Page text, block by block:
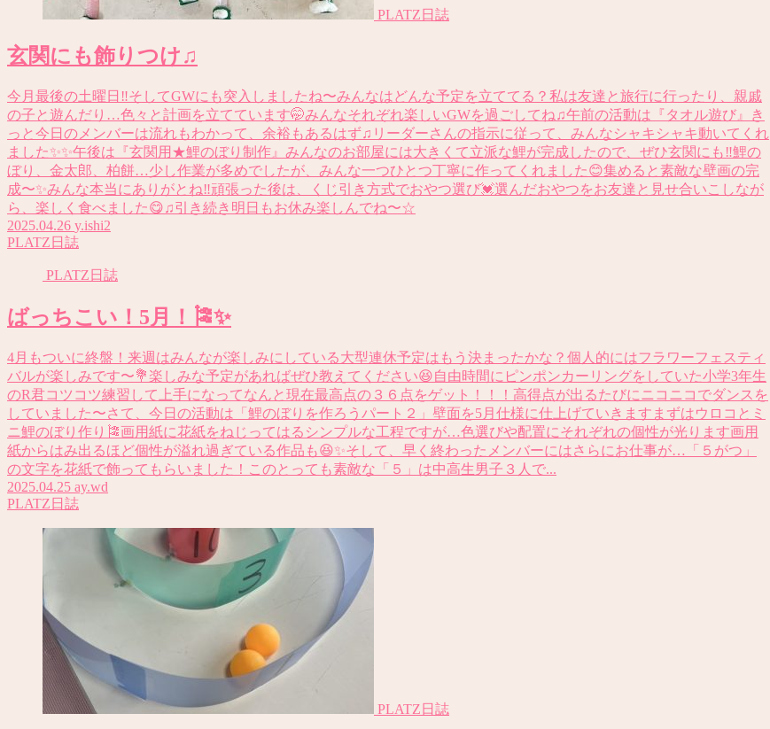
PLATZ日誌
玄関にも飾りつけ♫
今月最後の土曜日‼️そしてGWにも突入しましたね〜みんなはどんな予定を立ててる？私は友達と旅行に行ったり、親戚
の子と遊んだり…色々と計画を立てています🤭みんなそれぞれ楽しいGWを過ごしてね♫午前の活動は『タオル遊び』き
っと今日のメンバーは流れもわかって、余裕もあるはず♫リーダーさんの指示に従って、みんなシャキシャキ動いてくれ
ました✨✨午後は『玄関用★鯉のぼり制作』みんなのお部屋には大きくて立派な鯉が完成したので、ぜひ玄関にも‼️鯉の
ぼり、金太郎、柏餅…少し作業が多めでしたが、みんな一つひとつ丁寧に作ってくれました😊集めると素敵な壁画の完
成〜✨みんな本当にありがとね‼️頑張った後は、くじ引き方式でおやつ選び💓選んだおやつをお友達と見せ合いこしなが
ら、楽しく食べました😋♫引き続き明日もお休み楽しんでね〜☆
2025.04.26 y.ishi2
PLATZ日誌
PLATZ日誌
ばっちこい！5月！🎏✨
4月もついに終盤！来週はみんなが楽しみにしている大型連休予定はもう決まったかな？個人的にはフラワーフェスティ
バルが楽しみです〜💐楽しみな予定があればぜひ教えてください😆自由時間にピンポンカーリングをしていた小学3年生
のR君コツコツ練習して上手になってなんと現在最高点の３６点をゲット！！！高得点が出るたびにニコニコでダンスを
していました〜さて、今日の活動は「鯉のぼりを作ろうパート２」壁面を5月仕様に仕上げていきますまずはウロコとミ
ニ鯉のぼり作り🎏画用紙に花紙をねじってはるシンプルな工程ですが…色選びや配置にそれぞれの個性が光ります画用
紙からはみ出るほど個性が溢れ過ぎている作品も😆✨そして、早く終わったメンバーにはさらにお仕事が…「５がつ」
の文字を花紙で飾ってもらいました！このとっても素敵な「５」は中高生男子３人で...
2025.04.25 ay.wd
PLATZ日誌
PLATZ日誌